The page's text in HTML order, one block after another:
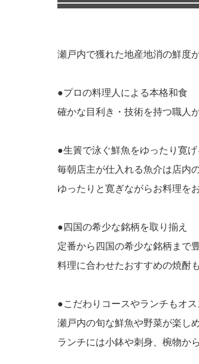
瀬戸内で獲れた地産地消の鮮度
●プロの料理人による本格和食
確かな目利き・技術を持つ職人
●生簀で泳ぐ鮮魚をゆったり寛
毎朝店主が仕入れる魚介は店内
ゆったりと寛ぎながらお料理を
●四国の希少な銘柄を取り揃え
定番から四国の希少な銘柄まで
料理に合わせたおすすめの焼酎
●こだわりコースやランチもオス
瀬戸内の旬な鮮魚や野菜が楽し
ランチには小鉢や刺身、椀物か